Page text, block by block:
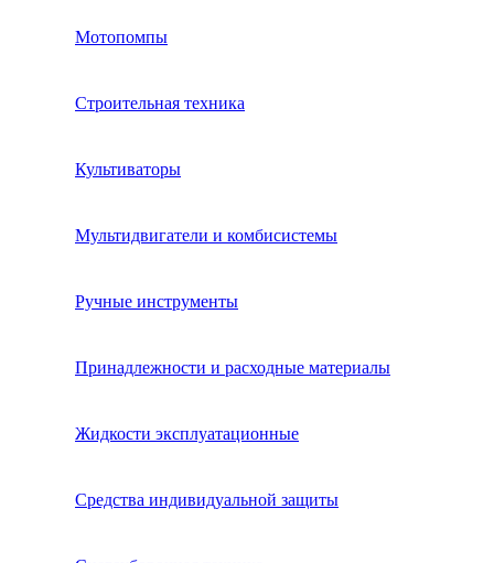
Мотопомпы
Строительная техника
Культиваторы
Мультидвигатели и комбисистемы
Ручные инструменты
Принадлежности и расходные материалы
Жидкости эксплуатационные
Средства индивидуальной защиты